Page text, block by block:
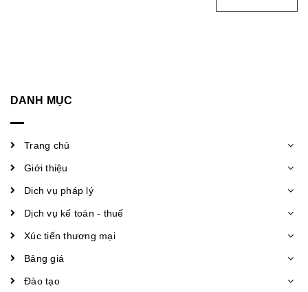
DANH MỤC
Trang chủ
Giới thiệu
Dịch vụ pháp lý
Dịch vụ kế toán - thuế
Xúc tiến thương mại
Bảng giá
Đào tạo